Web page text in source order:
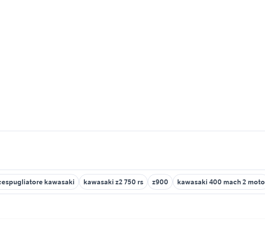
kawasaki kawasaki z2 750 rs z900 kawasaki 400 mach 2 moto